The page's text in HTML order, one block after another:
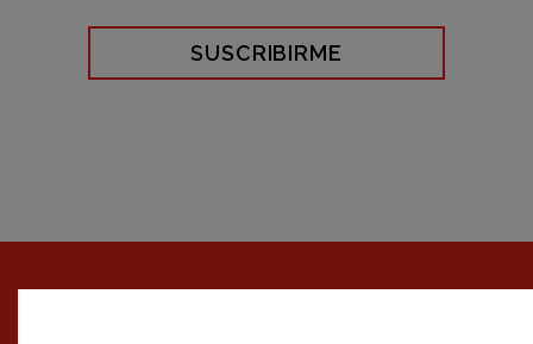
SUSCRIBIRME